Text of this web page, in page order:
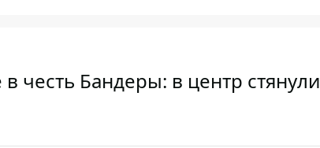
честь Бандеры: в центр стянули